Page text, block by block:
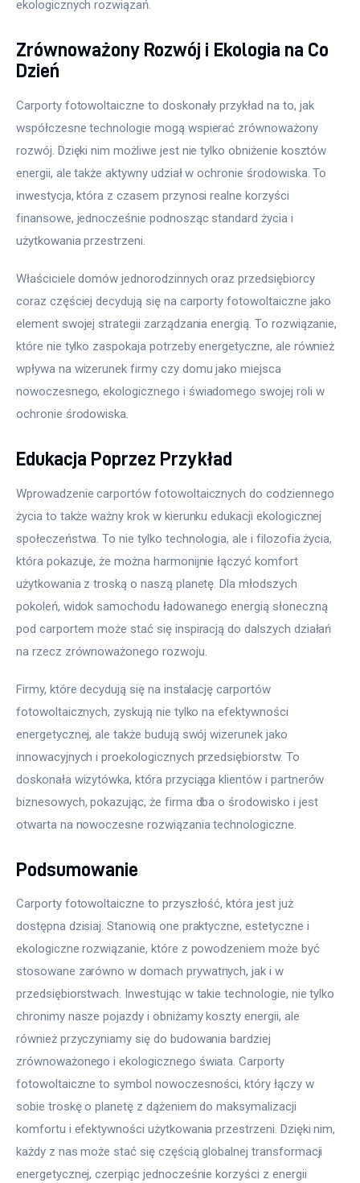
ekologicznych rozwiązań.
Zrównoważony Rozwój i Ekologia na Co
Dzień
Carporty fotowoltaiczne to doskonały przykład na to, jak
współczesne technologie mogą wspierać zrównoważony
rozwój. Dzięki nim możliwe jest nie tylko obniżenie kosztów
energii, ale także aktywny udział w ochronie środowiska. To
inwestycja, która z czasem przynosi realne korzyści
finansowe, jednocześnie podnosząc standard życia i
użytkowania przestrzeni.
Właściciele domów jednorodzinnych oraz przedsiębiorcy
coraz częściej decydują się na carporty fotowoltaiczne jako
element swojej strategii zarządzania energią. To rozwiązanie,
które nie tylko zaspokaja potrzeby energetyczne, ale również
wpływa na wizerunek firmy czy domu jako miejsca
nowoczesnego, ekologicznego i świadomego swojej roli w
ochronie środowiska.
Edukacja Poprzez Przykład
Wprowadzenie carportów fotowoltaicznych do codziennego
życia to także ważny krok w kierunku edukacji ekologicznej
społeczeństwa. To nie tylko technologia, ale i filozofia życia,
która pokazuje, że można harmonijnie łączyć komfort
użytkowania z troską o naszą planetę. Dla młodszych
pokoleń, widok samochodu ładowanego energią słoneczną
pod carportem może stać się inspiracją do dalszych działań
na rzecz zrównoważonego rozwoju.
Firmy, które decydują się na instalację carportów
fotowoltaicznych, zyskują nie tylko na efektywności
energetycznej, ale także budują swój wizerunek jako
innowacyjnych i proekologicznych przedsiębiorstw. To
doskonała wizytówka, która przyciąga klientów i partnerów
biznesowych, pokazując, że firma dba o środowisko i jest
otwarta na nowoczesne rozwiązania technologiczne.
Podsumowanie
Carporty fotowoltaiczne to przyszłość, która jest już
dostępna dzisiaj. Stanowią one praktyczne, estetyczne i
ekologiczne rozwiązanie, które z powodzeniem może być
stosowane zarówno w domach prywatnych, jak i w
przedsiębiorstwach. Inwestując w takie technologie, nie tylko
chronimy nasze pojazdy i obniżamy koszty energii, ale
również przyczyniamy się do budowania bardziej
zrównoważonego i ekologicznego świata. Carporty
fotowoltaiczne to symbol nowoczesności, który łączy w
sobie troskę o planetę z dążeniem do maksymalizacji
komfortu i efektywności użytkowania przestrzeni. Dzięki nim,
każdy z nas może stać się częścią globalnej transformacji
energetycznej, czerpiąc jednocześnie korzyści z energii